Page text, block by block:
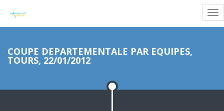
COUPE DEPARTEMENTALE PAR EQUIPES,
TOURS, 22/01/2012